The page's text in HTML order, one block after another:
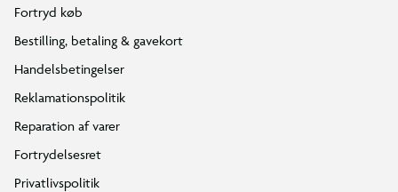
Fortryd køb
Bestilling, betaling & gavekort
Handelsbetingelser
Reklamationspolitik
Reparation af varer
Fortrydelsesret
Privatlivspolitik